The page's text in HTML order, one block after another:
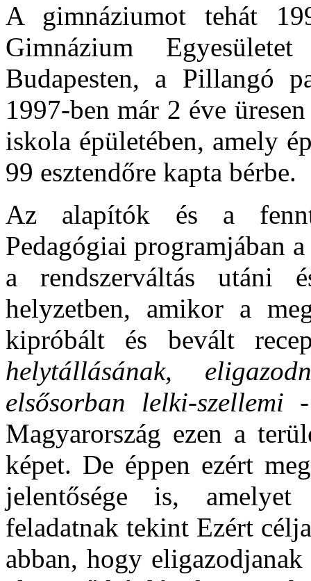
A gimnáziumot tehát
Gimnázium
Budapesten, a Pillangó
1997-ben már 2 éve
iskola épületében, amely
99 esztendőre kapta bérbe.
Az alapítók és a
Pedagógiai programjában
a rendszerváltás utáni
helyzetben, amikor a
kipróbált és bevált
helytállásának,
elsősorban lelki-szellemi
Magyarország ezen a
képet. De éppen ezért
jelentősége is,
feladatnak tekint Ezért
abban, hogy